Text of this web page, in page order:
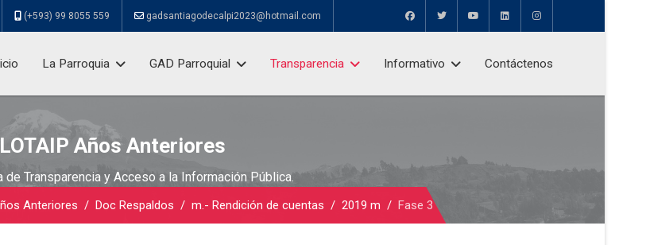
(+593) 99 8055 559 gadsantiagodecalpi2023@hotmail.com
La Parroquia GAD Parroquial Transparencia Informativo Contáctenos
LOTAIP Años Anteriores
de Transparencia y Acceso a la Información Pública.
Anteriores Doc Respaldos m.- Rendición de cuentas 2019 m Fase 3